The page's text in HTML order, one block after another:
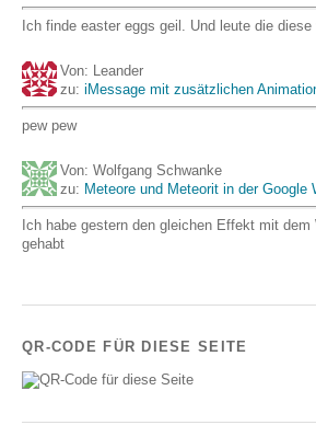
Ich finde easter eggs geil. Und leute die
Von: Leander
zu: iMessage mit zusätzlichen
pew pew
Von: Wolfgang Schwanke
zu: Meteore und Meteorit in der Google
Ich habe gestern den gleichen Effekt mit
gehabt
QR-CODE FÜR DIESE SEITE